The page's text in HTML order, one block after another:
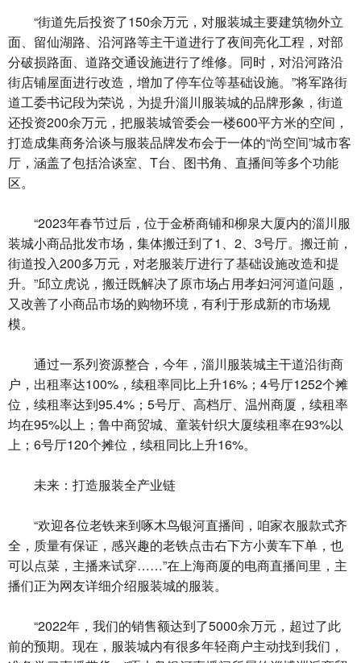
“街道先后投资了150余万元，对服装城主要建筑物外立
面、留仙湖路、沿河路等主干道进行了夜间亮化工程，对部
分破损路面、道路交通设施进行了维修。同时，对沿河路沿
街店铺屋面进行改造，增加了停车位等基础设施。”将军路街
道工委书记段为荣说，为提升淄川服装城的品牌形象，街道
还投资200余万元，把服装城管委会一楼600平方米的空间，
打造成集商务洽谈与服装品牌发布会于一体的“尚空间”城市客
厅，涵盖了包括洽谈室、T台、图书角、直播间等多个功能
区。
“2023年春节过后，位于金桥商铺和柳泉大厦内的淄川服
装城小商品批发市场，集体搬迁到了1、2、3号厅。搬迁前，
街道投入200多万元，对老服装厅进行了基础设施改造和提
升。”邱立虎说，搬迁既解决了原市场占用孝妇河河道问题，
又改善了小商品市场的购物环境，有利于形成新的市场规
模。
通过一系列资源整合，今年，淄川服装城主干道沿街商
户，出租率达100%，续租率同比上升16%；4号厅1252个摊
位，续租率达到95.4%；5号厅、高档厅、温州商厦，续租率
均在95%以上；鲁中商贸城、童装针织大厦续租率在93%以
上；6号厅120个摊位，续租同比上升16%。
未来：打造服装全产业链
“欢迎各位老铁来到啄木鸟银河直播间，咱家衣服款式齐
全，质量有保证，感兴趣的老铁点击右下方小黄车下单，也
可以点菜，主播来试穿……”在上海商厦的电商直播间里，主
播们正为网友详细介绍服装城的服装。
“2022年，我们的销售额达到了5000余万元，超过了此
前的预期。现在，服装城内有很多年轻商户主动找到我们，